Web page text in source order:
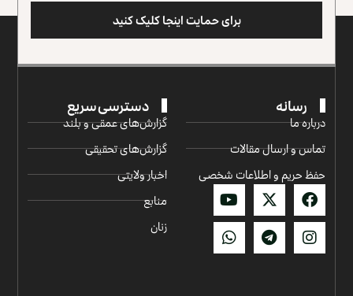
برای حمایت اینجا کلیک کنید
رسانه
درباره ما
تماس و ارسال مقالات
حفظ حریم و اطلاعات شخصی
دسترسی سریع
گزارش‌‌های عمقی و بلند
گزارش‌های تحقیقی
اخبار ولایتی
منابع
زنان